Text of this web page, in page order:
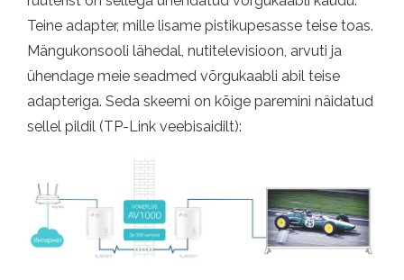
Teine adapter, mille lisame pistikupesasse teise toas.
Mängukonsooli lähedal, nutitelevisioon, arvuti ja
ühendage meie seadmed võrgukaabli abil teise
adapteriga. Seda skeemi on kõige paremini näidatud
sellel pildil (TP-Link veebisaidilt):